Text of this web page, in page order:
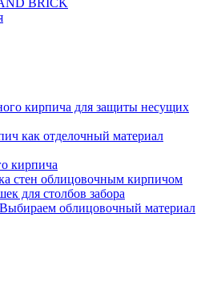
BRICK
кирпича для защиты несущих
как отделочный материал
кирпича
стен облицовочным кирпичом
для столбов забора
облицовочный материал